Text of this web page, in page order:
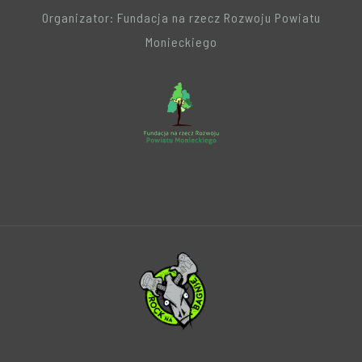
Organizator: Fundacja na rzecz Rozwoju Powiatu
Monieckiego